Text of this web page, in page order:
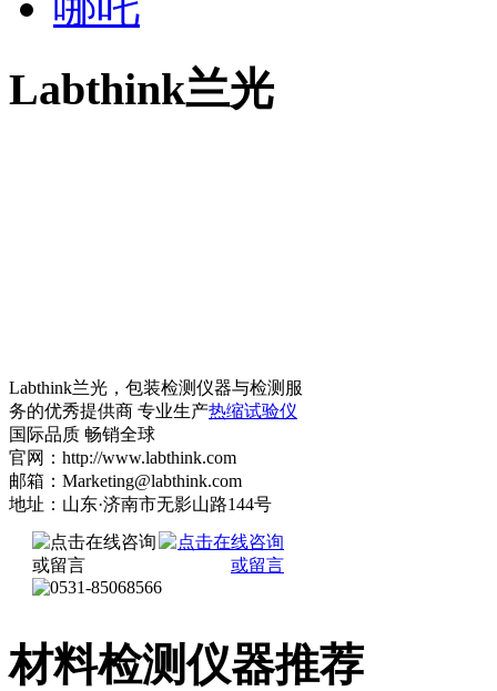
Labthink兰光
Labthink兰光，包装检测仪器与检测服
务的优秀提供商 专业生产热缩试验仪
国际品质 畅销全球
官网：http://www.labthink.com
邮箱：Marketing@labthink.com
地址：山东·济南市无影山路144号
材料检测仪器推荐